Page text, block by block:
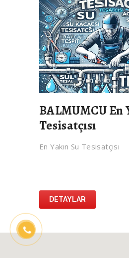
BALMUMCU En
Tesisatçısı
En Yakın Su Tesisatçısı
DETAYLAR